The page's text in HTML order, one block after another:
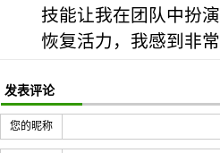
技能让我在团队中扮
恢复活力，我感到非
发表评论
您的昵称